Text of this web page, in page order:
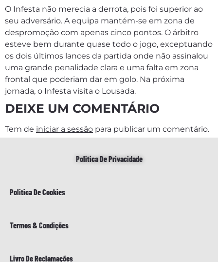
O Infesta não merecia a derrota, pois foi superior ao
seu adversário. A equipa mantém-se em zona de
despromoção com apenas cinco pontos. O árbitro
esteve bem durante quase todo o jogo, exceptuando
os dois últimos lances da partida onde não assinalou
uma grande penalidade clara e uma falta em zona
frontal que poderiam dar em golo. Na próxima
jornada, o Infesta visita o Lousada.
DEIXE UM COMENTÁRIO
Tem de iniciar a sessão para publicar um comentário.
Politica De Privacidade
Politica De Cookies
Termos & Condições
Livro De Reclamações